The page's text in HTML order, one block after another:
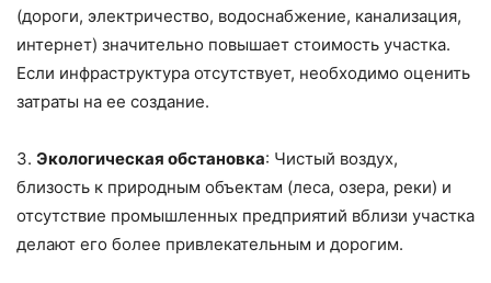
(дороги, электричество, водоснабжение, канализация,
интернет) значительно повышает стоимость участка.
Если инфраструктура отсутствует, необходимо оценить
затраты на ее создание.
3. Экологическая обстановка: Чистый воздух,
близость к природным объектам (леса, озера, реки) и
отсутствие промышленных предприятий вблизи участка
делают его более привлекательным и дорогим.